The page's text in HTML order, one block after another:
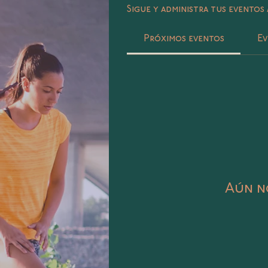
Sigue y administra tus eventos
Próximos eventos
Aún